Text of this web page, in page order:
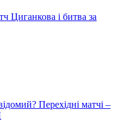
Циганкова і битва за
Перехідні матчі –